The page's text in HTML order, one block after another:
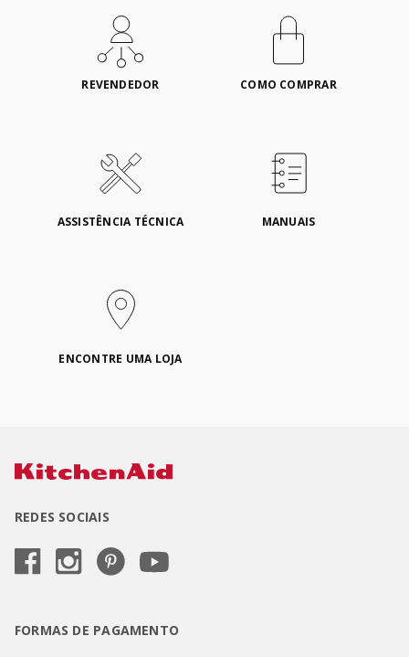
REVENDEDOR COMO COMPRAR
ASSISTÊNCIA TÉCNICA MANUAIS
ENCONTRE UMA LOJA
REDES SOCIAIS
FORMAS DE PAGAMENTO